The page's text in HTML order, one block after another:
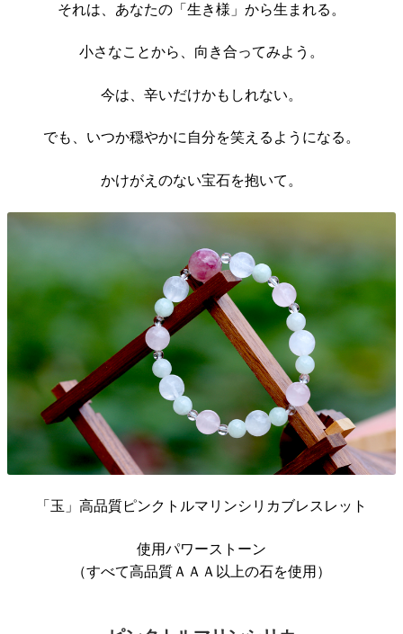
それは、あなたの「生き様」から生まれる。
小さなことから、向き合ってみよう。
今は、辛いだけかもしれない。
でも、いつか穏やかに自分を笑えるようになる。
かけがえのない宝石を抱いて。
「玉」高品質ピンクトルマリンシリカブレスレット
使用パワーストーン
（すべて高品質ＡＡＡ以上の石を使用）